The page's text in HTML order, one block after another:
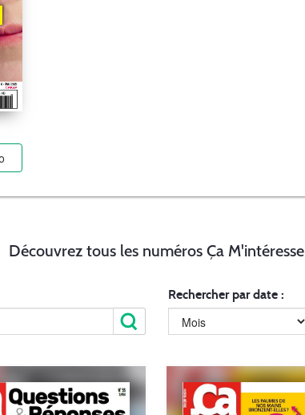
Découvrez tous les numéros Ça M'intéresse
Rechercher par date :